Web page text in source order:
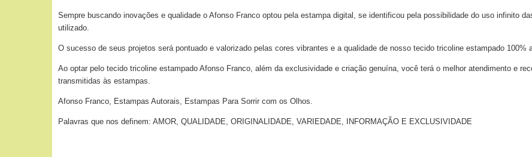
Sempre buscando inovações e qualidade o Afonso Franco optou pela estampa digital, se identificou pela possibilidade do uso infinito
utilizado.
O sucesso de seus projetos será pontuado e valorizado pelas cores vibrantes e a qualidade de nosso tecido tricoline estampado 100%
Ao optar pelo tecido tricoline estampado Afonso Franco, além da exclusividade e criação genuína, você terá o melhor atendimento e
transmitidas às estampas.
Afonso Franco, Estampas Autorais, Estampas Para Sorrir com os Olhos.
Palavras que nos definem: AMOR, QUALIDADE, ORIGINALIDADE, VARIEDADE, INFORMAÇÃO E EXCLUSIVIDADE